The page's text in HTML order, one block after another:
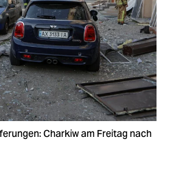
Charkiw am Freitag nach